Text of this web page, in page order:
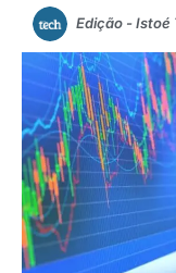
Edição - Istoé